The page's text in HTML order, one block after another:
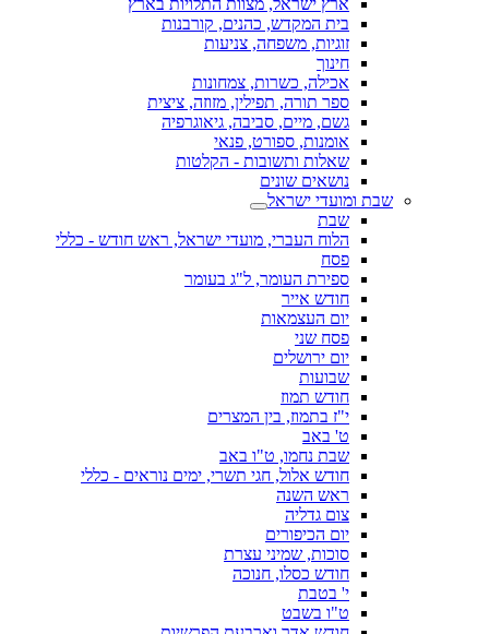
ארץ ישראל, מצוות התלויות בארץ
בית המקדש, כהנים, קורבנות
זוגיות, משפחה, צניעות
חינוך
אכילה, כשרות, צמחונות
ספר תורה, תפילין, מזוזה, ציצית
גשם, מיים, סביבה, גיאוגרפיה
אומנות, ספורט, פנאי
שאלות ותשובות - הקלטות
נושאים שונים
שבת ומועדי ישראל
שבת
הלוח העברי, מועדי ישראל, ראש חודש - כללי
פסח
ספירת העומר, ל"ג בעומר
חודש אייר
יום העצמאות
פסח שני
יום ירושלים
שבועות
חודש תמוז
י"ז בתמוז, בין המצרים
ט' באב
שבת נחמו, ט"ו באב
חודש אלול, חגי תשרי, ימים נוראים - כללי
ראש השנה
צום גדליה
יום הכיפורים
סוכות, שמיני עצרת
חודש כסלו, חנוכה
י' בטבת
ט"ו בשבט